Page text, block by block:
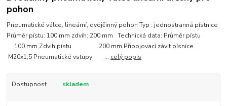
pohon
Pneumatické válce, lineární, dvojčinný pohon Typ : jednostranná pístnice
Průměr pístu: 100 mm zdvih: 200 mm Technická data: Průměr pístu
100 mm Zdvih pístu 200 mm Připojovací závit písníce
M20x1,5 Pneumatické vstupy ... celý popis
Dostupnost skladem